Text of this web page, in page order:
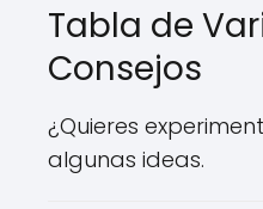
Tabla de
Consejos
¿Quieres
algunas ideas.